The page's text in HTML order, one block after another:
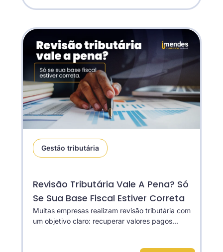
Gestão tributária
Revisão Tributária Vale A Pena? Só
Se Sua Base Fiscal Estiver Correta
Muitas empresas realizam revisão tributária com
um objetivo claro: recuperar valores pagos...